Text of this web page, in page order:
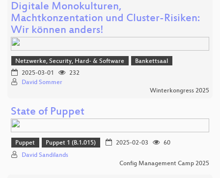
Digitale Monokulturen,
Machtkonzentation und Cluster-Risiken:
Wir können anders!
Netzwerke, Security, Hard- & Software
Bankettsaal
2025-03-01
232
David Sommer
Winterkongress 2025
State of Puppet
Puppet Puppet 1 (B.1.015) 2025-02-03
60
David Sandilands
Config Management Camp 2025